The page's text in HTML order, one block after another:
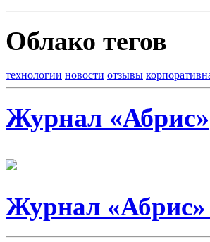
Облако тегов
технологии новости отзывы
Журнал «Абрис»
Журнал